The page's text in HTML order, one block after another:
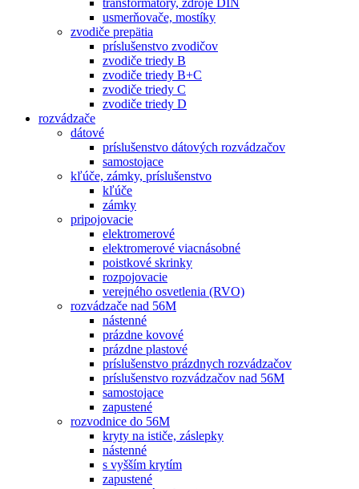
transformátory, zdroje DIN
usmerňovače, mostíky
zvodiče prepätia
príslušenstvo zvodičov
zvodiče triedy B
zvodiče triedy B+C
zvodiče triedy C
zvodiče triedy D
rozvádzače
dátové
príslušenstvo dátových rozvádzačov
samostojace
kľúče, zámky, príslušenstvo
kľúče
zámky
pripojovacie
elektromerové
elektromerové viacnásobné
poistkové skrinky
rozpojovacie
verejného osvetlenia (RVO)
rozvádzače nad 56M
nástenné
prázdne kovové
prázdne plastové
príslušenstvo prázdnych rozvádzačov
príslušenstvo rozvádzačov nad 56M
samostojace
zapustené
rozvodnice do 56M
kryty na ističe, záslepky
nástenné
s vyšším krytím
zapustené